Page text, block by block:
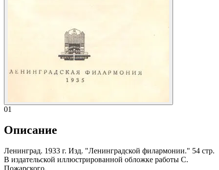
01
Описание
Ленинград. 1933 г. Изд. "Ленинградской филармонии." 54 стр.
В издательской иллюстрированной обложке работы С.
Пожарского.